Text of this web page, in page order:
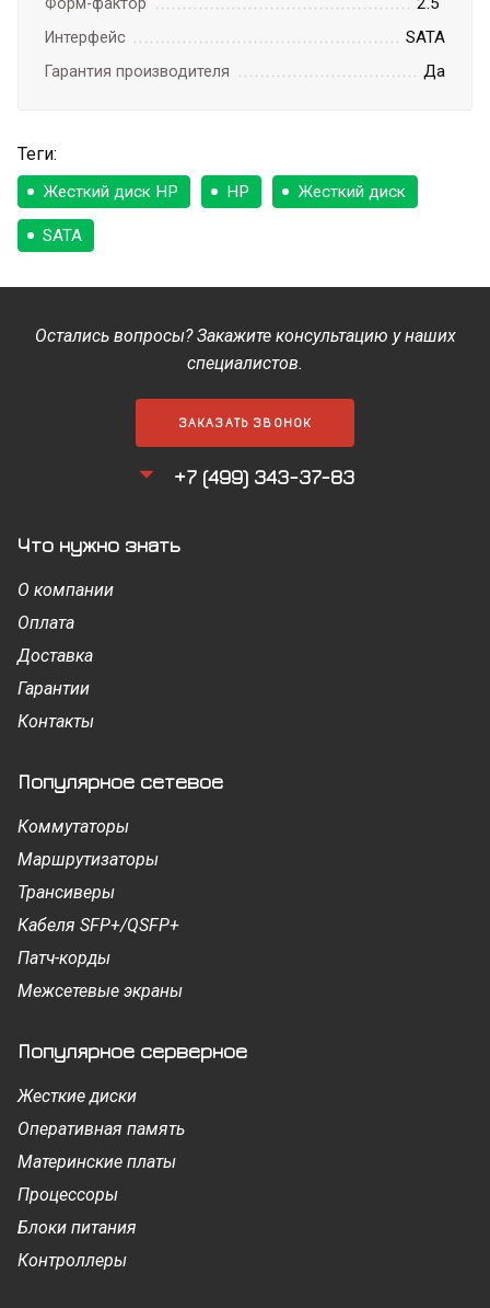
Форм-фактор
Интерфейс SATA
Гарантия производителя Да
Теги:
Жесткий диск HP HP Жесткий диск
SATA
Остались вопросы? Закажите консультацию у наших
специалистов.
ЗАКАЗАТЬ ЗВОНОК
+7 (499) 343-37-83
Что нужно знать
О компании
Оплата
Доставка
Гарантии
Контакты
Популярное сетевое
Коммутаторы
Маршрутизаторы
Трансиверы
Кабеля SFP+/QSFP+
Патч-корды
Межсетевые экраны
Популярное серверное
Жесткие диски
Оперативная память
Материнские платы
Процессоры
Блоки питания
Контроллеры